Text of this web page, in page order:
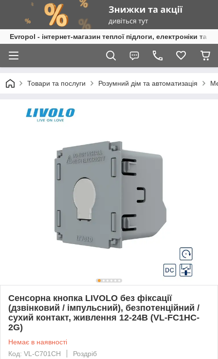
Evropol - інтернет-магазин теплої підлоги, електроніки та
Товари та послуги Розумний дім та автоматизація
Сенсорна кнопка LIVOLO без фіксації
(дзвінковий / імпульсний), безпотенційний /
сухий контакт, живлення 12-24В (VL-FC1HC-
2G)
Немає в наявності
Код: VL-C701CH
Роздріб